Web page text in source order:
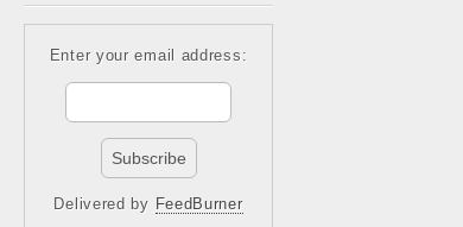
Enter your email address:
Delivered by FeedBurner